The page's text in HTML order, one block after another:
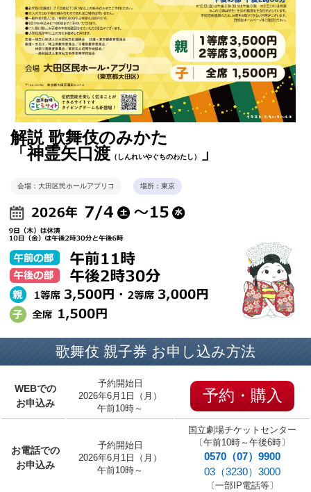
解説 歌舞伎のみかた
「神霊矢口渡 （しんれいやぐちのわたし） 」
会場：大田区民ホールアプリコ 場所：東京
歌舞伎 親子券 お申し込み方法
WEBでの
お申込み
予約開始日
2026年6月1日（月）
午前10時～
予約・購入
お電話での
お申込み
予約開始日
2026年6月1日（月）
午前10時～
国立劇場チケットセンター
〔午前10時～午後6時〕
0570（07）9900
03（3230）3000
〔一部IP電話等〕